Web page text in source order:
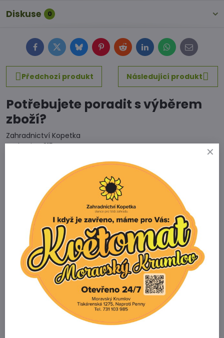
Diskuse 0
FacebookTwitterBlueskyPinterestRedditLinkedInWhatsApp
E-
mail
Předchozí produkt
Následující produkt
Potřebujete poradit s výběrem
zboží?
Zahradnictví Kopetka
Vedrovice 315
Telefon
+420 731 103 985
Prodejna
+420 607 042 662
Email
info@zahradnictvikopetka.cz
Zahradnictví Vedrovice